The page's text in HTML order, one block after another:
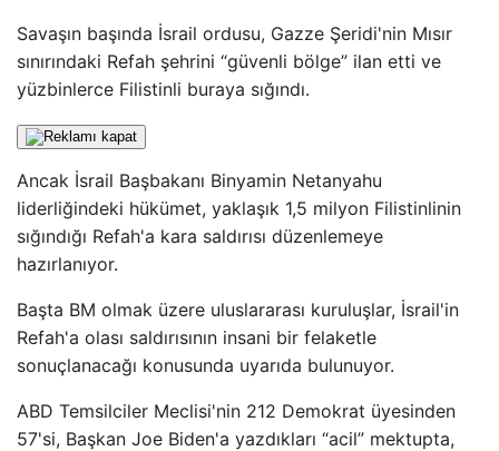
Savaşın başında İsrail ordusu, Gazze Şeridi'nin Mısır
sınırındaki Refah şehrini “güvenli bölge” ilan etti ve
yüzbinlerce Filistinli buraya sığındı.
Ancak İsrail Başbakanı Binyamin Netanyahu
liderliğindeki hükümet, yaklaşık 1,5 milyon Filistinlinin
sığındığı Refah'a kara saldırısı düzenlemeye
hazırlanıyor.
Başta BM olmak üzere uluslararası kuruluşlar, İsrail'in
Refah'a olası saldırısının insani bir felaketle
sonuçlanacağı konusunda uyarıda bulunuyor.
ABD Temsilciler Meclisi'nin 212 Demokrat üyesinden
57'si, Başkan Joe Biden'a yazdıkları “acil” mektupta,